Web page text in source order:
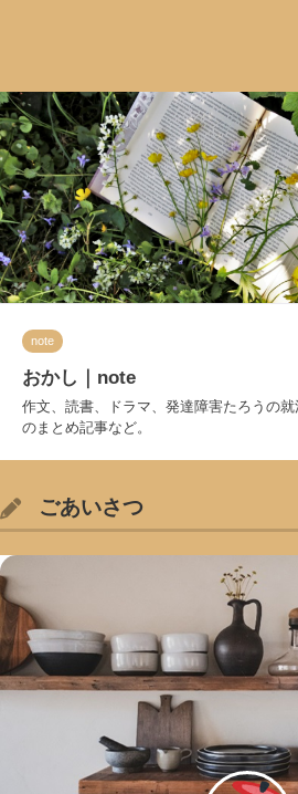
note
おかし｜note
作文、読書、ドラマ、発達障害たろうの
のまとめ記事など。
ごあいさつ